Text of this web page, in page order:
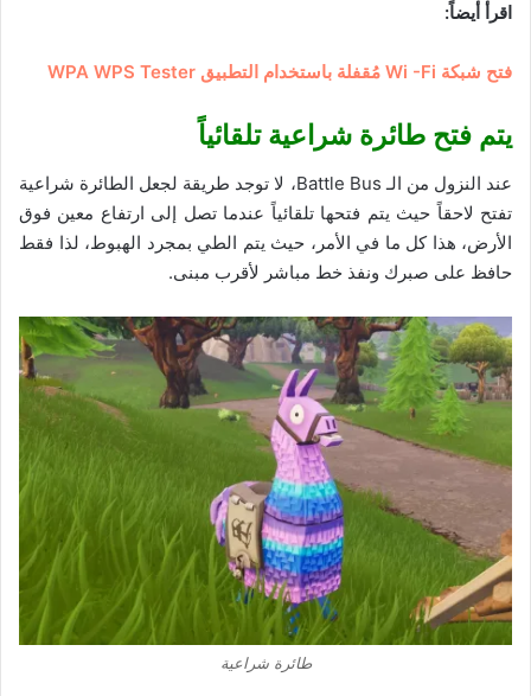
اقرأ أيضاً:
فتح شبكة Wi -Fi مُقفلة باستخدام التطبيق WPA WPS Tester
يتم فتح طائرة شراعية تلقائياً
عند النزول من الـ Battle Bus، لا توجد طريقة لجعل الطائرة شراعية
تفتح لاحقاً حيث يتم فتحها تلقائياً عندما تصل إلى ارتفاع معين فوق
الأرض، هذا كل ما في الأمر، حيث يتم الطي بمجرد الهبوط، لذا فقط
حافظ على صبرك ونفذ خط مباشر لأقرب مبنى.
طائرة شراعية